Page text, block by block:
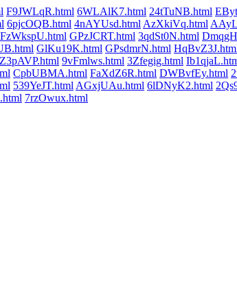
F9JWLqR.html 6WLAlK7.html 24tTuNB.html
6pjcOQB.html 4nAYUsd.html AzXkiVq.html
FzWkspU.html GPzJCRT.html 3qdSt0N.html
GlKu19K.html GPsdmrN.html
9vFmlws.html 3Zfegig.html
CpbUBMA.html FaXdZ6R.html DWBvfEy.html
539YeJT.html AGxjUAu.html 6lDNyK2.html
7rzOwux.html